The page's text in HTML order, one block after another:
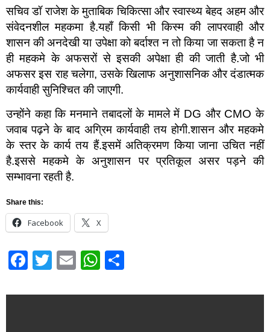
सचिव डॉ राजेश के मुताबिक चिकित्सा और स्वास्थ्य बेहद अहम और
संवेदनशील महकमा है.यहाँ किसी भी किस्म की लापरवाही और
शासन की अनदेखी या उपेक्षा को बर्दाश्त न तो किया जा सकता है न
ही महकमे के अफसरों से इसकी अपेक्षा ही की जाती है.जो भी
अफसर इस राह चलेगा, उसके खिलाफ अनुशासनिक और दंडात्मक
कार्यवाही सुनिश्चित की जाएगी.
उन्होंने कहा कि मनमाने तबादलों के मामले में DG और CMO के
जवाब पढ़ने के बाद अग्रिम कार्यवाही तय होगी.शासन और महकमे
के स्तर के कार्य तय हैं.इसमें अतिक्रमण किया जाना उचित नहीं
है.इससे महकमे के अनुशासन पर प्रतिकूल असर पड़ने की
सम्भावना रहती है.
Share this:
Facebook X
Facebook
Twitter
EmailWhatsApp